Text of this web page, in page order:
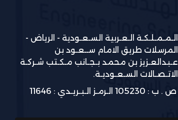
الـمـمـلـكـة الـعـربية السـعـودية - الرياض -
المرسلات طريق الامام ســعـود بن
عـبدالعـزيز بن محمد بـجـانب مـكـتب شـركـة
الاتـصـالات السـعـوديـة.
ص . ب : 105230 الـرمـز الـبـريـدي : 11646